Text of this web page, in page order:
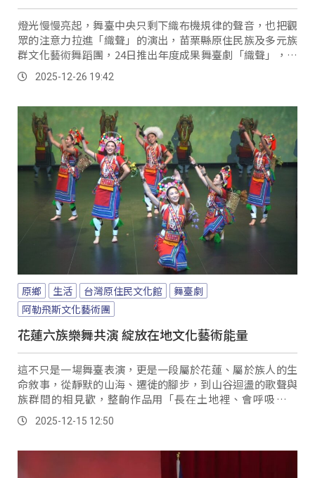
燈光慢慢亮起，舞臺中央只剩下織布機規律的聲音，也把觀
眾的注意力拉進「織聲」的演出，苗栗縣原住民族及多元族
群文化藝術舞蹈團，24日推出年度成果舞臺劇「織聲」，透
過舞蹈、歌聲與戲劇的方式，交織成一段段原民青年的故
事。2025-12-26 19:42
原鄉 生活 台灣原住民文化館
舞臺劇
阿勒飛斯文化藝術團
花蓮六族樂舞共演 綻放在地文化藝術能量
這不只是一場舞臺表演，更是一段屬於花蓮、屬於族人的生
命敘事，從靜默的山海、遷徙的腳步，到山谷迴盪的歌聲與
族群間的相見歡，整齣作品用「長在土地裡、會呼吸的文
化」訴說花蓮的故事，讓觀眾在劇院裡也能看見山海、看見
族人的心。
2025-12-15 12:50